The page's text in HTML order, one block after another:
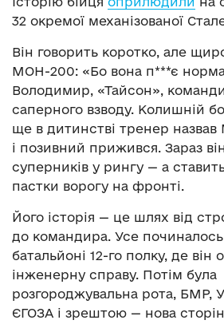
32 окремої механізованої
Він говорить коротко, але
МОН-200: «Бо вона п***є
Володимир, «Тайсон»,
саперного взводу. Колишній
ще в дитинстві тренер назвав
і позивний прижився. Зараз
суперників у рингу — а
пастки ворогу на фронті.
Його історія — це шлях від
до командира. Усе
батальйоні 12-го полку, де він
інженерну справу. Потім була
розгороджувальна рота, БМР,
ЄГОЗА і зрештою — нова